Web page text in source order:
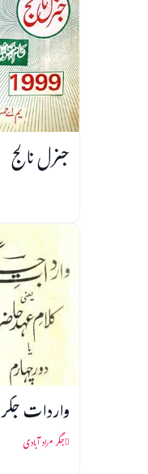
جنرل نالج
واردات جگر
جگر مراد آبادی